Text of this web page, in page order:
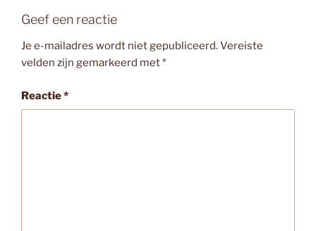
Geef een reactie
Je e-mailadres wordt niet gepubliceerd.Vereiste
velden zijn gemarkeerd met*
Reactie*